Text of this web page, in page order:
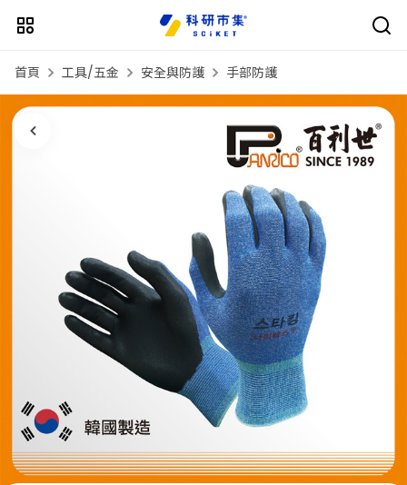
首頁 工具/五金 安全與防護 手部防護